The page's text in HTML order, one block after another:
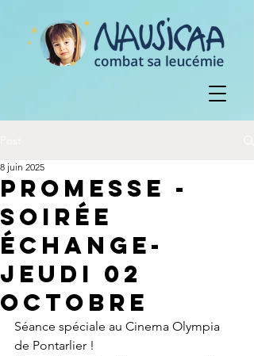
promesse -
sOIRÉE
ÉCHANGE-
Jeudi 02
octobre
8 juin 2025
Séance spéciale au Cinema Olympia
de Pontarlier !